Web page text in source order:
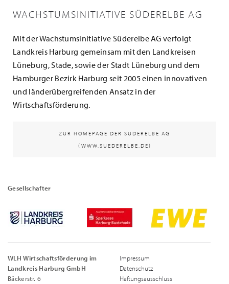
WACHSTUMSINITIATIVE SÜDERELBE AG
Mit der Wachstumsinitiative Süderelbe AG verfolgt
Landkreis Harburg gemeinsam mit den Landkreisen
Lüneburg, Stade, sowie der Stadt Lüneburg und dem
Hamburger Bezirk Harburg seit 2005 einen innovativen
und länderübergreifenden Ansatz in der
Wirtschaftsförderung.
ZUR HOMEPAGE DER SÜDERELBE AG
(WWW.SUEDERELBE.DE)
Gesellschafter
WLH Wirtschaftsförderung im
Landkreis Harburg GmbH
Bäckerstr. 6
Impressum
Datenschutz
Haftungsausschluss